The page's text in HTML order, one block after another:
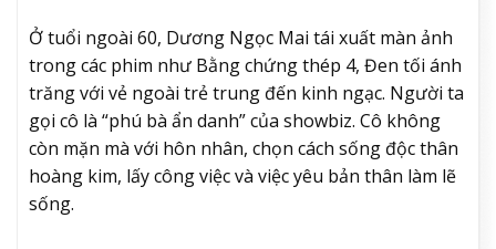
Ở tuổi ngoài 60, Dương Ngọc Mai tái xuất màn ảnh
trong các phim như Bằng chứng thép 4, Đen tối ánh
trăng với vẻ ngoài trẻ trung đến kinh ngạc. Người ta
gọi cô là “phú bà ẩn danh” của showbiz. Cô không
còn mặn mà với hôn nhân, chọn cách sống độc thân
hoàng kim, lấy công việc và việc yêu bản thân làm lẽ
sống.